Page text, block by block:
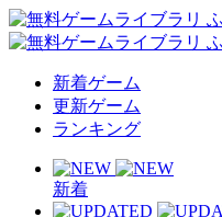
新着ゲーム
更新ゲーム
ランキング
新着